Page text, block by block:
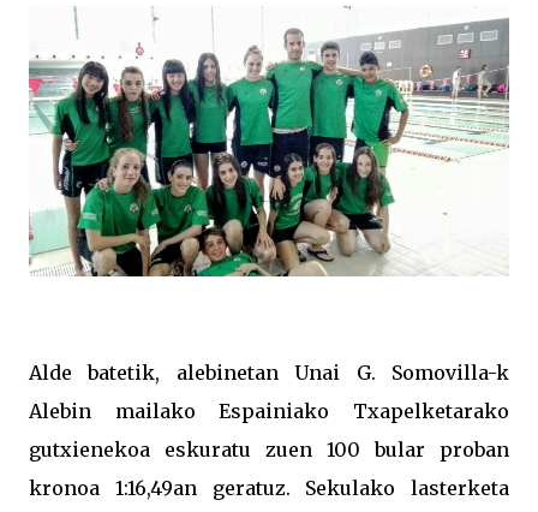
Alde batetik, alebinetan Unai G. Somovilla-k
Alebin mailako Espainiako Txapelketarako
gutxienekoa eskuratu zuen 100 bular proban
kronoa 1:16,49an geratuz. Sekulako lasterketa